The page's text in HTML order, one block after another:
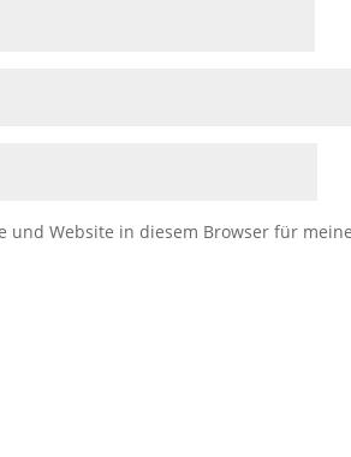
und Website in diesem Browser für